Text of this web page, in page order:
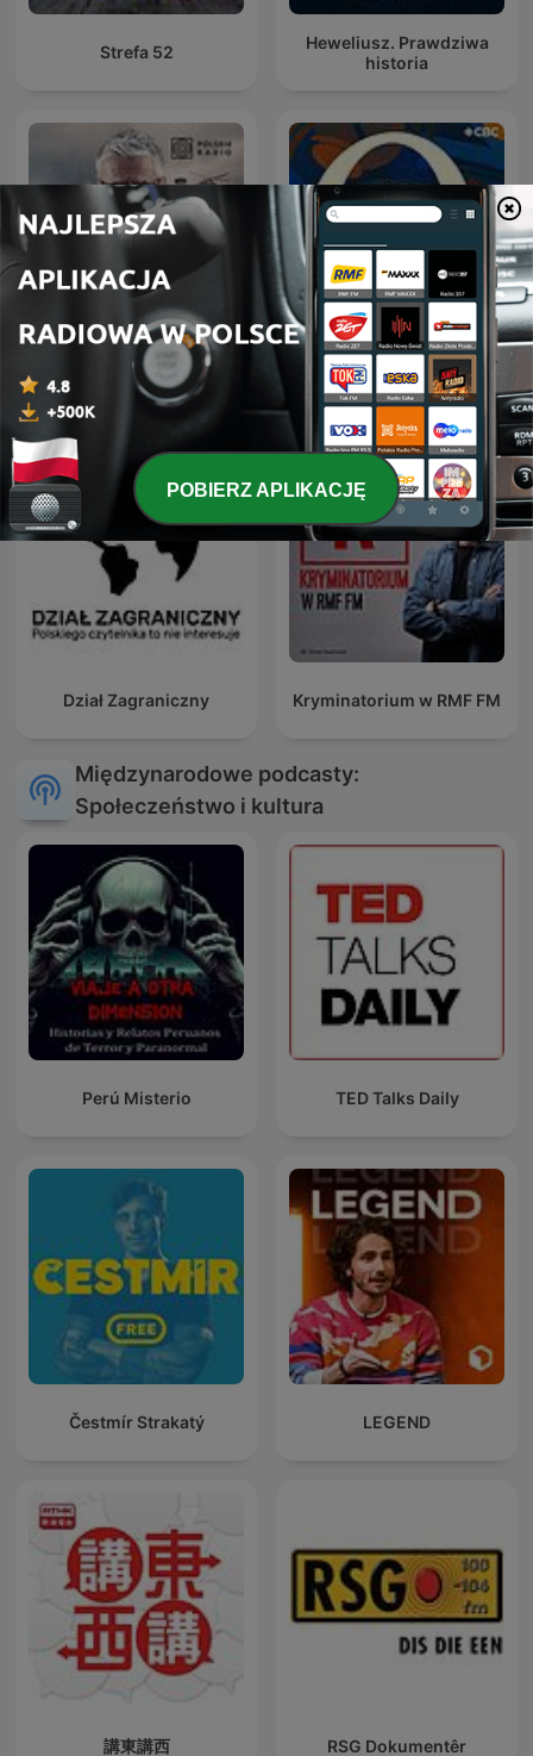
Strefa 52
Heweliusz. Prawdziwa
historia
Czarnobyl. Prawdziwa
historia
Q with Tom Power
Dział Zagraniczny Kryminatorium w RMF FM
Międzynarodowe podcasty:
Społeczeństwo i kultura
Perú Misterio TED Talks Daily
Čestmír Strakatý LEGEND
講東講西 RSG Dokumentêr
POBIERZ APLIKACJĘ